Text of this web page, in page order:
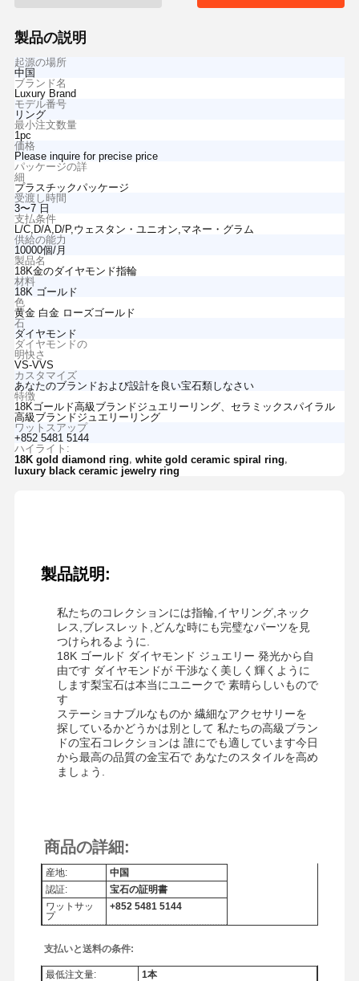
製品の説明
起源の場所
中国
ブランド名
Luxury Brand
モデル番号
リング
最小注文数量
1pc
価格
Please inquire for precise price
パッケージの詳
細
プラスチックパッケージ
受渡し時間
3〜7 日
支払条件
L/C,D/A,D/P,ウェスタン・ユニオン,マネー・グラム
供給の能力
10000個/月
製品名
18K金のダイヤモンド指輪
材料
18K ゴールド
色
黄金 白金 ローズゴールド
石
ダイヤモンド
ダイヤモンドの
明快さ
VS-VVS
カスタマイズ
あなたのブランドおよび設計を良い宝石類しなさい
特徴
18Kゴールド高級ブランドジュエリーリング、セラミックスパイラル
高級ブランドジュエリーリング
ワットスアップ
+852 5481 5144
ハイライト:
18K gold diamond ring white gold ceramic spiral ring
luxury black ceramic jewelry ring
製品説明:
私たちのコレクションには指輪,イヤリング,ネック
レス,ブレスレット,どんな時にも完璧なパーツを見
つけられるように.
18K ゴールド ダイヤモンド ジュエリー 発光から自
由です ダイヤモンドが 干渉なく美しく輝くように
します梨宝石は本当にユニークで 素晴らしいもので
す
ステーショナブルなものか 繊細なアクセサリーを
探しているかどうかは別として 私たちの高級ブラン
ドの宝石コレクションは 誰にでも適しています今日
から最高の品質の金宝石で あなたのスタイルを高め
ましょう.
商品の詳細:
産地:
中国
認証:
宝石の証明書
ワットサッ
プ
+852 5481 5144
支払いと送料の条件:
最低注文量:
1本